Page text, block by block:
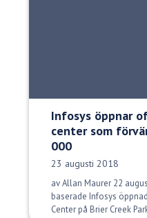
Infosys öppnar
center som
000
Publiceringsdatum:
23 augusti 2018
av Allan Maurer 22
baserade Infosys
Center på Brier Creek